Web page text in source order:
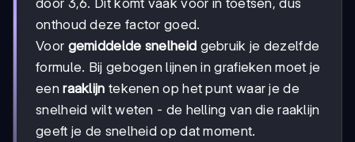
door 3,6. Dit komt vaak voor in toetsen, dus
onthoud deze factor goed.
Voor gemiddelde snelheid gebruik je dezelfde
formule. Bij gebogen lijnen in grafieken moet je
eenraaklijn tekenen op het punt waar je de
snelheid wilt weten - de helling van die raaklijn
geeft je de snelheid op dat moment.